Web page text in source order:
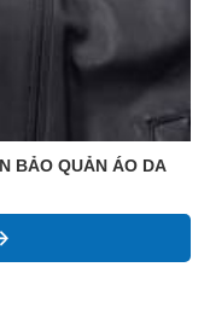
BẢO QUẢN ÁO DA